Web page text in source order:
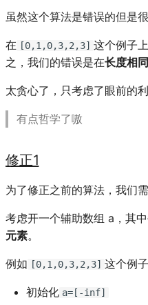
虽然这个算法是错误的但是很
在 [0,1,0,3,2,3] 这个例子
之，我们的错误是在长度相
太贪心了，只考虑了眼前的
有点哲学了嗷
修正1
为了修正之前的算法，我们
考虑开一个辅助数组 a，其
元素。
例如 [0,1,0,3,2,3] 这个例子
初始化 a=[-inf]